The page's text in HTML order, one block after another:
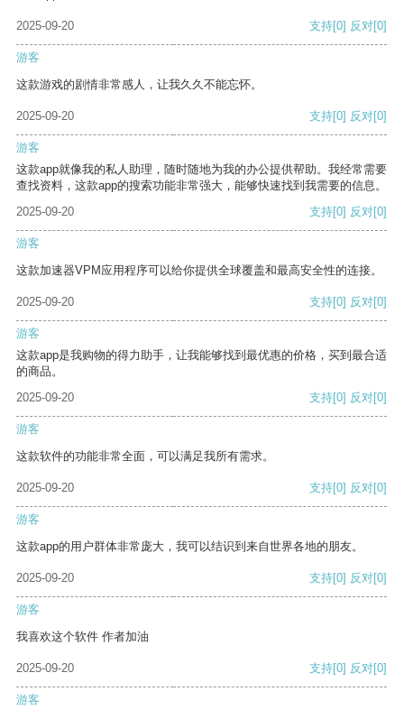
2025-09-20 支持[0] 反对[0]
游客
这款游戏的剧情非常感人，让我久久不能忘怀。
2025-09-20 支持[0] 反对[0]
游客
这款app就像我的私人助理，随时随地为我的办公提供帮助。我经常需要
查找资料，这款app的搜索功能非常强大，能够快速找到我需要的信息。
2025-09-20
支持[0] 反对[0]
游客
这款加速器VPM应用程序可以给你提供全球覆盖和最高安全性的连接。
2025-09-20 支持[0] 反对[0]
游客
这款app是我购物的得力助手，让我能够找到最优惠的价格，买到最合适
的商品。
2025-09-20
支持[0] 反对[0]
游客
这款软件的功能非常全面，可以满足我所有需求。
2025-09-20 支持[0] 反对[0]
游客
这款app的用户群体非常庞大，我可以结识到来自世界各地的朋友。
2025-09-20 支持[0] 反对[0]
游客
我喜欢这个软件 作者加油
2025-09-20 支持[0] 反对[0]
游客